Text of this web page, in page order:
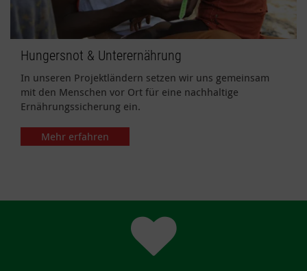
Hungersnot & Unterernährung
In unseren Projektländern setzen wir uns gemeinsam
mit den Menschen vor Ort für eine nachhaltige
Ernährungssicherung ein.
Mehr erfahren